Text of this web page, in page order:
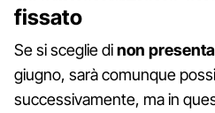
fissato
Se si sceglie dinon
giugno, sarà comunque
successivamente, ma in